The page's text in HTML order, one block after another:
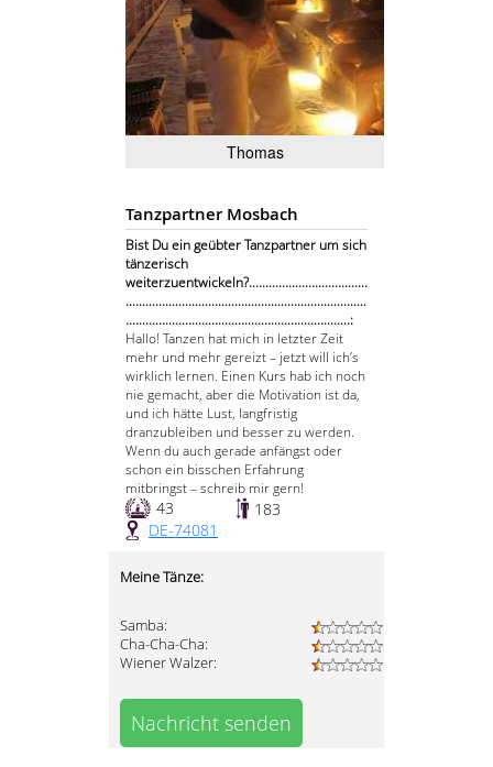
Thomas
Tanzpartner Mosbach
Bist Du ein geübter Tanzpartner um sich
tänzerisch
weiterzuentwickeln?....................................
.........................................................................
....................................................................:
Hallo! Tanzen hat mich in letzter Zeit
mehr und mehr gereizt – jetzt will ich’s
wirklich lernen. Einen Kurs hab ich noch
nie gemacht, aber die Motivation ist da,
und ich hätte Lust, langfristig
dranzubleiben und besser zu werden.
Wenn du auch gerade anfängst oder
schon ein bisschen Erfahrung
mitbringst – schreib mir gern!
43
183
DE-74081
Meine Tänze:
Samba:
Cha-Cha-Cha:
Wiener Walzer:
Nachricht senden